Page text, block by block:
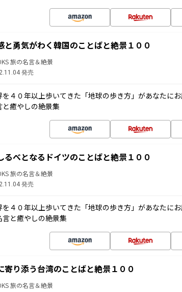
と勇気がわく韓国のことばと絶景１００
旅の名言＆絶景
発売
を４０年以上歩いてきた「地球の歩き方」があなたに
と癒やしの絶景集
るべとなるドイツのことばと絶景１００
旅の名言＆絶景
発売
を４０年以上歩いてきた「地球の歩き方」があなたに
言と癒やしの絶景集
寄り添う台湾のことばと絶景１００
旅の名言＆絶景